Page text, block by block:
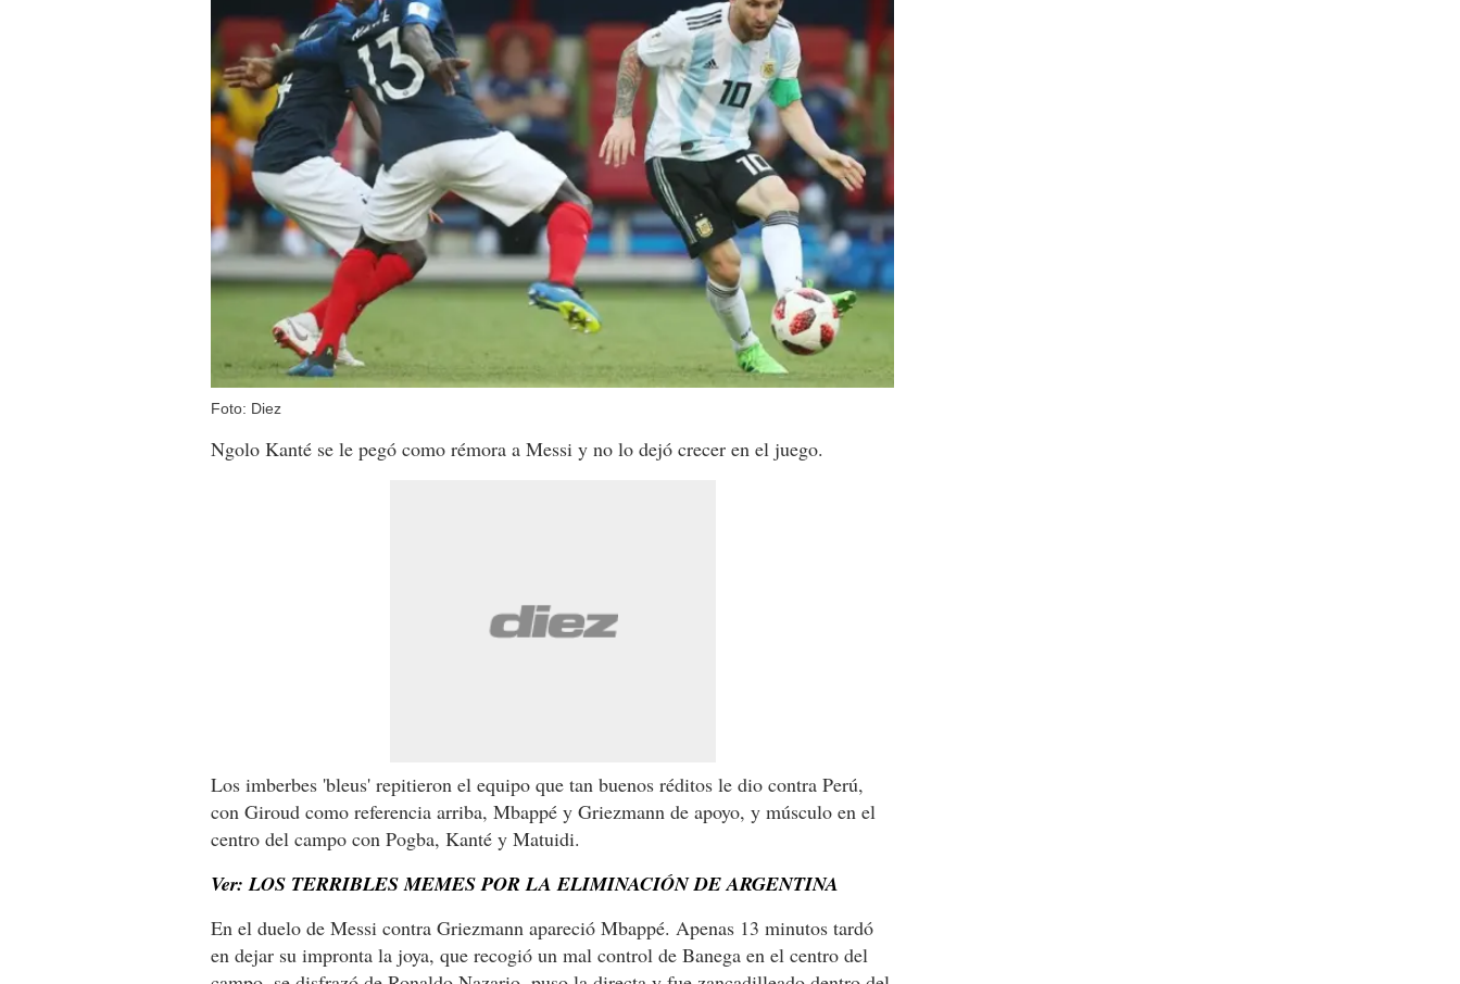
Foto: Diez
Ngolo Kanté se le pegó como rémora a Messi y no lo dejó crecer en el juego.
Los imberbes 'bleus' repitieron el equipo que tan buenos réditos le dio contra Perú,
con Giroud como referencia arriba, Mbappé y Griezmann de apoyo, y músculo en el
centro del campo con Pogba, Kanté y Matuidi.
Ver: LOS TERRIBLES MEMES POR LA ELIMINACIÓN DE ARGENTINA
En el duelo de Messi contra Griezmann apareció Mbappé. Apenas 13 minutos tardó
en dejar su impronta la joya, que recogió un mal control de Banega en el centro del